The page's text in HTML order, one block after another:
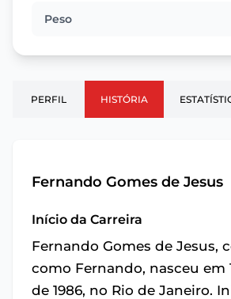
Peso
PERFIL HISTÓRIA
Fernando Gomes de Jesus
Início da Carreira
Fernando Gomes de Jesus,
como Fernando, nasceu em
de 1986, no Rio de Janeiro.